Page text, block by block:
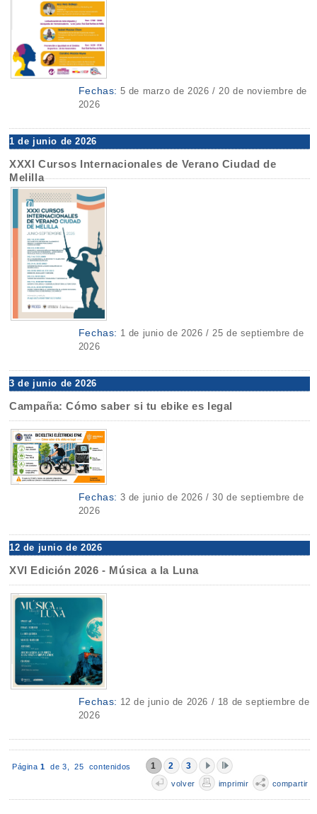
Fechas: 5 de marzo de 2026 / 20 de noviembre de
2026
1 de junio de 2026
XXXI Cursos Internacionales de Verano Ciudad de
Melilla
Fechas: 1 de junio de 2026 / 25 de septiembre de
2026
3 de junio de 2026
Campaña: Cómo saber si tu ebike es legal
Fechas: 3 de junio de 2026 / 30 de septiembre de
2026
12 de junio de 2026
XVI Edición 2026 - Música a la Luna
Fechas: 12 de junio de 2026 / 18 de septiembre de
2026
Página 1 de 3,25 contenidos 1 2 3
volver imprimir compartir